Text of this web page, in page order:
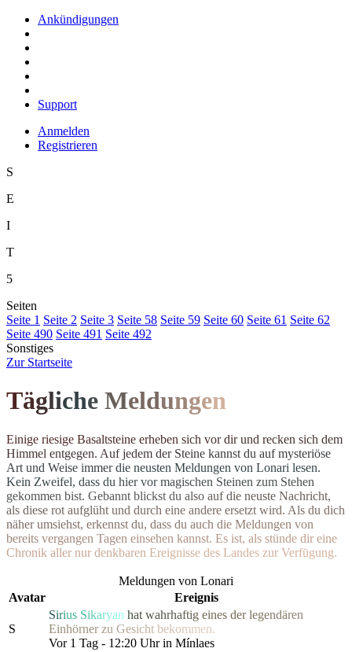
Ankündigungen
Support
Anmelden
Registrieren
S
E
I
T
5
Seiten
Seite 1 Seite 2 Seite 3 Seite 58 Seite 59 Seite 60 Seite 61 Seite 62
Seite 490 Seite 491 Seite 492
Sonstiges
Zur Startseite
Tägliche Meldungen
Einige riesige Basaltsteine erheben sich vor dir und recken sich dem
Himmel entgegen. Auf jedem der Steine kannst du auf mysteriöse
Art und Weise immer die neusten Meldungen von Lonari lesen.
Kein Zweifel, dass du hier vor magischen Steinen zum Stehen
gekommen bist. Gebannt blickst du also auf die neuste Nachricht,
als diese rot aufglüht und durch eine andere ersetzt wird. Als du dich
näher umsiehst, erkennst du, dass du auch die Meldungen von
bereits vergangen Tagen einsehen kannst. Es ist, als stünde dir eine
Chronik aller nur denkbaren Ereignisse des Landes zur Verfügung.
Meldungen von Lonari
Avatar
Ereignis
S
Sirius Sikaryan hat wahrhaftig eines der legendären
Einhörner zu Gesicht bekommen.
Vor 1 Tag - 12:20 Uhr in Mínlaes